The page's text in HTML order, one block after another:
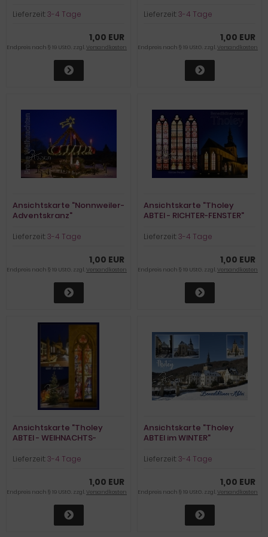
Lieferzeit:3-4 Tage
1,00 EUR
Endpreis nach § 19 UStG. zzgl.Versandkosten
Lieferzeit:3-4 Tage
1,00 EUR
Endpreis nach § 19 UStG. zzgl.Versandkosten
Ansichtskarte "Nonnweiler-
Adventskranz"
Lieferzeit:3-4 Tage
1,00 EUR
Endpreis nach § 19 UStG. zzgl.Versandkosten
Ansichtskarte "Tholey
ABTEI - RICHTER-FENSTER"
Lieferzeit:3-4 Tage
1,00 EUR
Endpreis nach § 19 UStG. zzgl.Versandkosten
Ansichtskarte "Tholey
ABTEI - WEIHNACHTS-
Lieferzeit:3-4 Tage
1,00 EUR
Endpreis nach § 19 UStG. zzgl.Versandkosten
Ansichtskarte "Tholey
ABTEI im WINTER"
Lieferzeit:3-4 Tage
1,00 EUR
Endpreis nach § 19 UStG. zzgl.Versandkosten